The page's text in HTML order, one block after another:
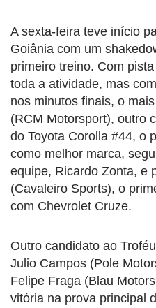
A sexta-feira teve início
Goiânia com um
primeiro treino. Com
toda a atividade, mas
nos minutos finais, o
(RCM Motorsport), outro
do Toyota Corolla #44, o
como melhor marca,
equipe, Ricardo Zonta, e
(Cavaleiro Sports), o
com Chevrolet Cruze.
Outro candidato ao
Julio Campos (Pole
Felipe Fraga (Blau
vitória na prova principal